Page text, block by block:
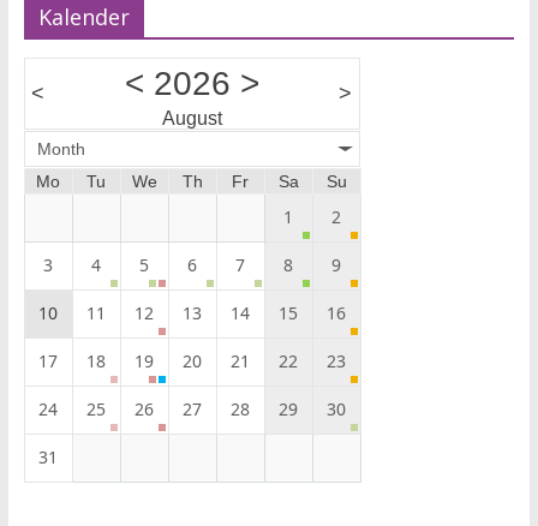
Kalender
< < 2026 >
August
>
Month
Mo
Tu We Th Fr Sa Su
1 2
3 4 5 6 7 8 9
10 11 12 13 14 15 16
17 18 19 20 21 22 23
24 25 26 27 28 29 30
31